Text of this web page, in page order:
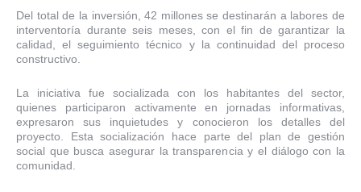
Del total de la inversión, 42 millones se destinarán a labores de
interventoría durante seis meses, con el fin de garantizar la
calidad, el seguimiento técnico y la continuidad del proceso
constructivo.
La iniciativa fue socializada con los habitantes del sector,
quienes participaron activamente en jornadas informativas,
expresaron sus inquietudes y conocieron los detalles del
proyecto. Esta socialización hace parte del plan de gestión
social que busca asegurar la transparencia y el diálogo con la
comunidad.